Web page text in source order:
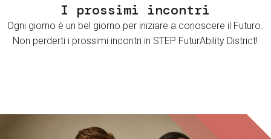
I prossimi incontri
Ogni giorno è un bel giorno per iniziare a conoscere il Futuro.
Non perderti i prossimi incontri in STEP FuturAbility District!